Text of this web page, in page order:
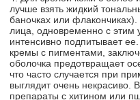
лучше взять жидкий
баночках или
лица, одновременно с этим
интенсивно подпитывает
кремы с пигментами,
оболочка предотвращает
что часто случается при
выглядит очень некрасиво.
препараты с хитином или